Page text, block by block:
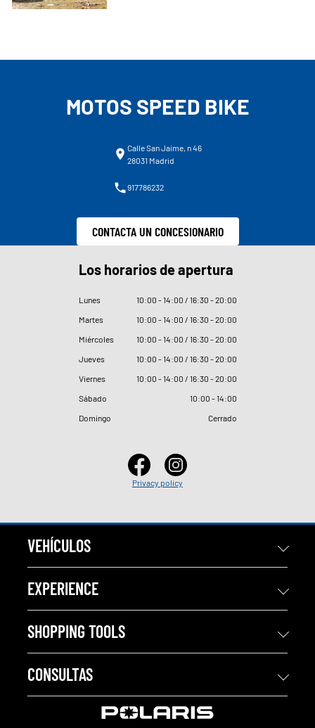
MOTOS SPEED BIKE
Calle San Jaime, n 46
28031 Madrid
917786232
CONTACTA UN CONCESIONARIO
Los horarios de apertura
Lunes 10:00 - 14:00 / 16:30 - 20:00
Martes
10:00 - 14:00 / 16:30 - 20:00
Miércoles
10:00 - 14:00 / 16:30 - 20:00
Jueves
10:00 - 14:00 / 16:30 - 20:00
Viernes
10:00 - 14:00 / 16:30 - 20:00
Sábado
10:00 - 14:00
Domingo
Cerrado
Privacy policy
VEHÍCULOS
EXPERIENCE
SHOPPING TOOLS
CONSULTAS